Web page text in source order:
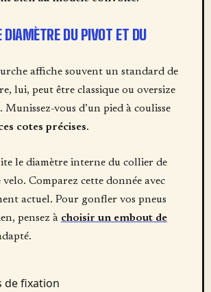
DIAMÈTRE DU PIVOT ET DU
affiche souvent un standard de
lui, peut être classique ou oversize
Munissez-vous d’un pied à coulisse
cotes précises.
le diamètre interne du collier de
Comparez cette donnée avec
actuel. Pour gonfler vos pneus
pensez à choisir un embout de
de fixation